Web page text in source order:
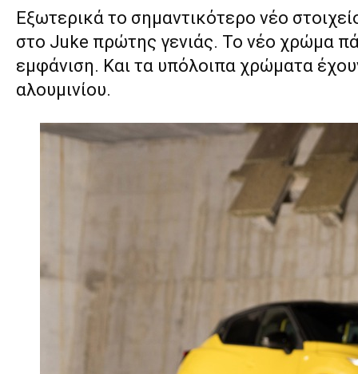
Εξωτερικά το σημαντικότερο νέο
στο Juke πρώτης γενιάς. Το νέο χρώμα
εμφάνιση. Και τα υπόλοιπα χρώματα
αλουμινίου.